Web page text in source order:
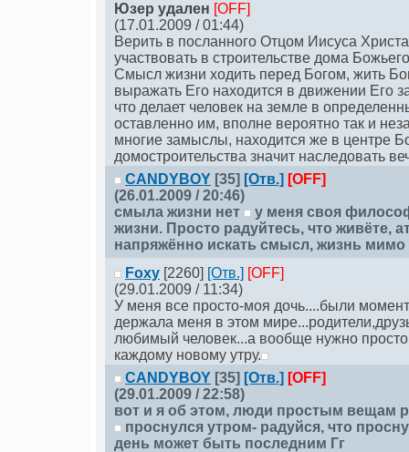
Юзер удален [OFF]
(17.01.2009 / 01:44)
Верить в посланного Отцом Иисуса
участвовать в строительстве дома
Смысл жизни ходить перед Богом, жить
выражать Его находится в движении Его
что делает человек на земле в
оставленно им, вполне вероятно так и
многие замыслы, находится же в центре
домостроительства значит наследовать
CANDYBOY [35] [Отв.] [OFF]
(26.01.2009 / 20:46)
смыла жизни нет
у меня своя
жизни. Просто радуйтесь, что живёте,
напряжённо искать смысл, жизнь мимо
Foxy [2260] [Отв.] [OFF]
(29.01.2009 / 11:34)
У меня все просто-моя дочь....были
держала меня в этом
любимый человек...а вообще нужно
каждому новому утру.
CANDYBOY [35] [Отв.] [OFF]
(29.01.2009 / 22:58)
вот и я об этом, люди простым вещам
проснулся утром- радуйся, что
день может быть последним Гг